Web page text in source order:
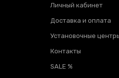
Mercedes-
Личный кабинет
Доставка и оплата
Установочные
Контакты
SALE %